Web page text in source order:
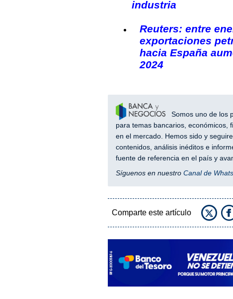
industria
Reuters: entre
exportaciones
hacia España
2024
Somos uno de los
para temas bancarios, económicos,
en el mercado. Hemos sido y
contenidos, análisis inéditos e
fuente de referencia en el país y
Síguenos en nuestro Canal de
Comparte este artículo